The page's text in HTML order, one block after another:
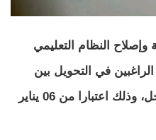
وإصلاح النظام التعليمي
في التحويل بين
ولايات نواكشوط وولايات الداخل، وذلك اعتبارا من 06 يناير